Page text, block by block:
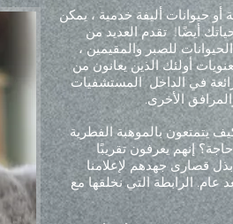
أو حيوانات أليفة خدمية ، يمكن
أيضًا! تقدم العديد من
للصبر والمقيمين ،
أولئك الذين يعانون من
في الداخل المستشفيات
الأخرى.
يتمتعون بالموهبة الفطرية
إنهم يعرفون تقريبًا
قصارى جهدهم لإعلامنا
عام. الرابطة التي نخلقها مع